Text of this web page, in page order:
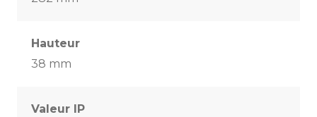
Hauteur
38 mm
Valeur IP